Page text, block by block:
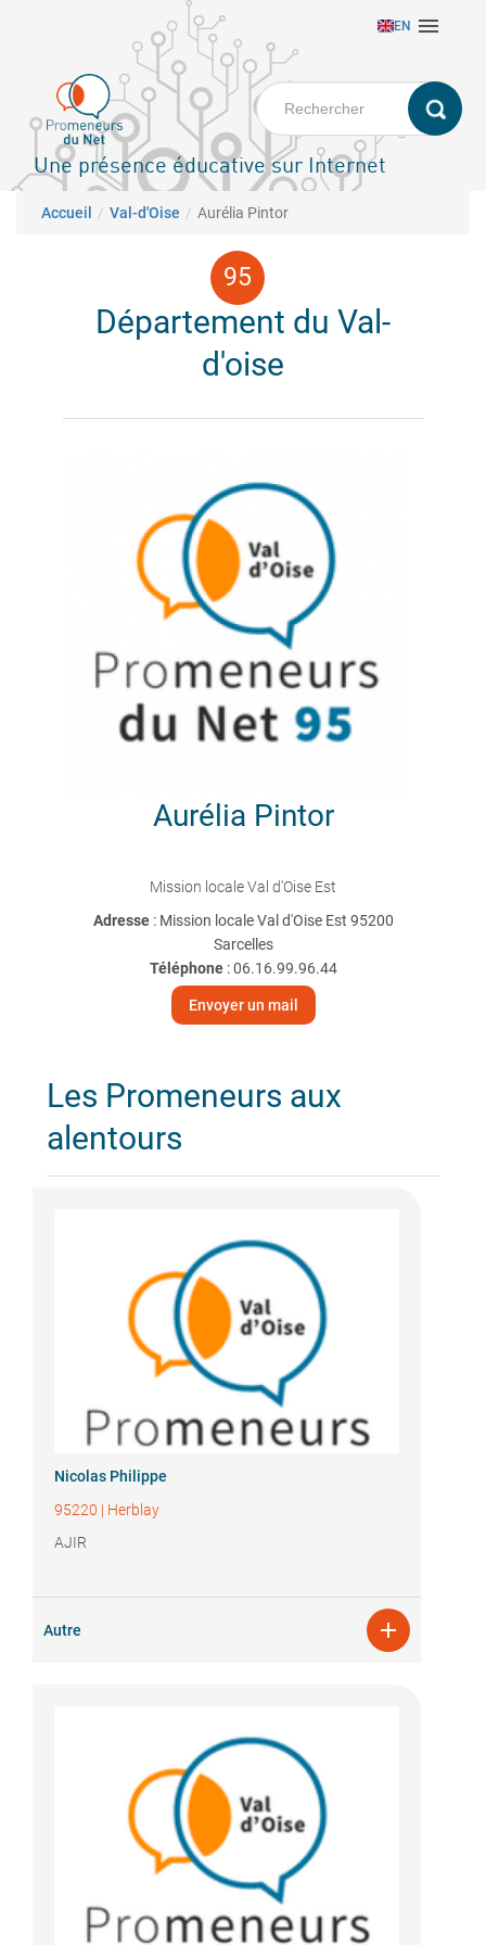
principal
EN 
Une présence éducative sur Internet
Fil d'Ariane
Accueil Val-d'Oise Aurélia Pintor
Département du Val-
d'oise
Aurélia Pintor
Mission locale Val d'Oise Est
Adresse : Mission locale Val d'Oise Est 95200
Sarcelles
Téléphone:06.16.99.96.44
Envoyer un mail
Les Promeneurs aux
alentours
Nicolas Philippe
95220 | Herblay
AJIR
Autre 